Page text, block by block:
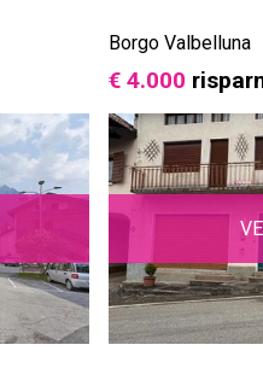
Borgo Valbelluna
€ 4.000